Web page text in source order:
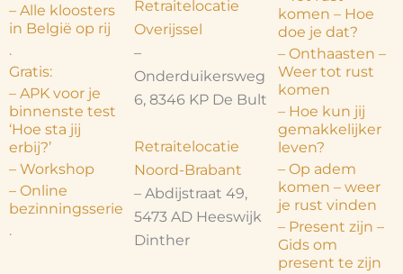
– Alle kloosters
in België op rij
.
Gratis:
– APK voor je
binnenste test
‘Hoe sta jij
erbij?’
– Workshop
– Online
bezinningsserie
.
Retraitelocatie
Overijssel
–
Onderduikersweg
6, 8346 KP De Bult
Retraitelocatie
Noord-Brabant
– Abdijstraat 49,
5473 AD Heeswijk
Dinther
komen – Hoe
doe je dat?
– Onthaasten –
Weer tot rust
komen
– Hoe kun jij
gemakkelijker
leven?
– Op adem
komen – weer
je rust vinden
– Present zijn –
Gids om
present te zijn